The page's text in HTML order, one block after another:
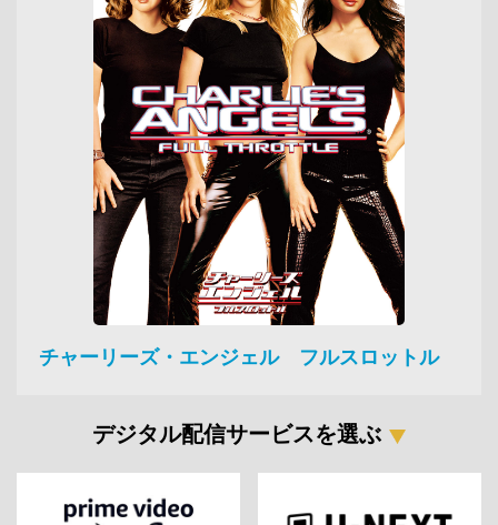
チャーリーズ・エンジェル フルスロットル
デジタル配信サービスを選ぶ